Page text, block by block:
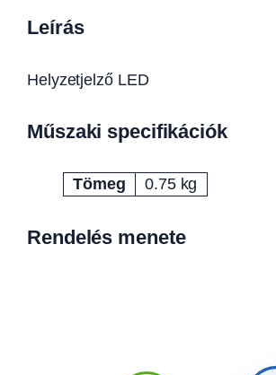
Leírás
Helyzetjelző LED
Műszaki specifikációk
Attribútumok Érték
Tömeg 0.75 kg
Rendelés menete